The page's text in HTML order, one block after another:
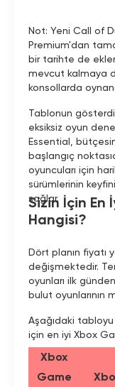
Not: Yeni Call of
Premium'dan
bir tarihte de
mevcut kalmaya
konsollarda
Tablonun
eksiksiz oyun
Essential,
başlangıç
oyuncuları için
sürümlerinin
sağlar.
Sizin İçin En
Hangisi?
Dört planın fiyatı
değişmektedir.
oyunları ilk
bulut oyunlarının
Aşağıdaki
için en iyi Xbox
Xbox
Game